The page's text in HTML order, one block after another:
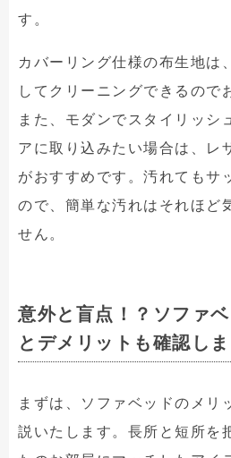
す。
カバーリング仕様の布生地は
してクリーニングできるので
また、モダンでスタイリッシ
アに取り込みたい場合は、レ
がおすすめです。汚れてもサ
ので、簡単な汚れはそれほど
せん。
意外と盲点！？ソファ
とデメリットも確認し
まずは、ソファベッドのメリ
説いたします。長所と短所を